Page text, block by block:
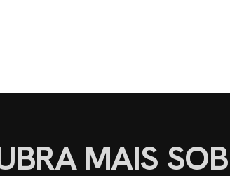
MAIS